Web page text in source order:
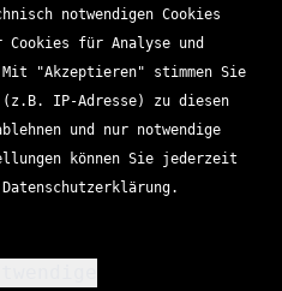
notwendigen Cookies
für Analyse und
"Akzeptieren" stimmen Sie
IP-Adresse) zu diesen
und nur notwendige
können Sie jederzeit